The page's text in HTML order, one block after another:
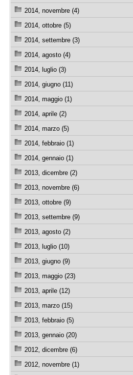
2014, novembre (4)
2014, ottobre (5)
2014, settembre (3)
2014, agosto (4)
2014, luglio (3)
2014, giugno (11)
2014, maggio (1)
2014, aprile (2)
2014, marzo (5)
2014, febbraio (1)
2014, gennaio (1)
2013, dicembre (2)
2013, novembre (6)
2013, ottobre (9)
2013, settembre (9)
2013, agosto (2)
2013, luglio (10)
2013, giugno (9)
2013, maggio (23)
2013, aprile (12)
2013, marzo (15)
2013, febbraio (5)
2013, gennaio (20)
2012, dicembre (6)
2012, novembre (1)